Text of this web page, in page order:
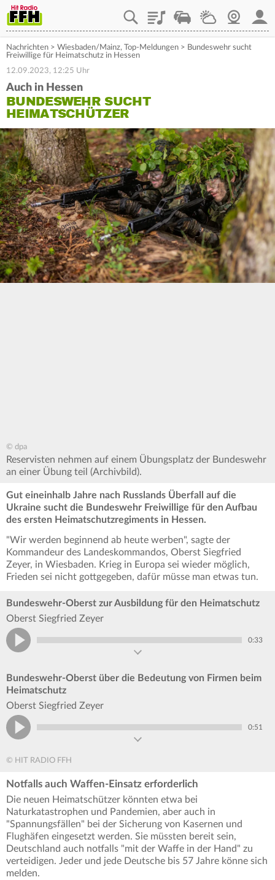
PlaylistStaupilotWetterWebcam
Nachrichten > Wiesbaden/Mainz, Top-Meldungen > Bundeswehr sucht
Freiwillige für Heimatschutz in Hessen
12.09.2023, 12:25 Uhr
Auch in Hessen
BUNDESWEHR SUCHT
HEIMATSCHÜTZER
© dpa
Reservisten nehmen auf einem Übungsplatz der Bundeswehr
an einer Übung teil (Archivbild).
Gut eineinhalb Jahre nach Russlands Überfall auf die
Ukraine sucht die Bundeswehr Freiwillige für den Aufbau
des ersten Heimatschutzregiments in Hessen.
"Wir werden beginnend ab heute werben", sagte der
Kommandeur des Landeskommandos, Oberst Siegfried
Zeyer, in Wiesbaden. Krieg in Europa sei wieder möglich,
Frieden sei nicht gottgegeben, dafür müsse man etwas tun.
Bundeswehr-Oberst zur Ausbildung für den Heimatschutz
Oberst Siegfried Zeyer
0:33
Bundeswehr-Oberst über die Bedeutung von Firmen beim
Heimatschutz
Oberst Siegfried Zeyer
0:51
© HIT RADIO FFH
Notfalls auch Waffen-Einsatz erforderlich
Die neuen Heimatschützer könnten etwa bei
Naturkatastrophen und Pandemien, aber auch in
"Spannungsfällen" bei der Sicherung von Kasernen und
Flughäfen eingesetzt werden. Sie müssten bereit sein,
Deutschland auch notfalls "mit der Waffe in der Hand" zu
verteidigen. Jeder und jede Deutsche bis 57 Jahre könne sich
melden.